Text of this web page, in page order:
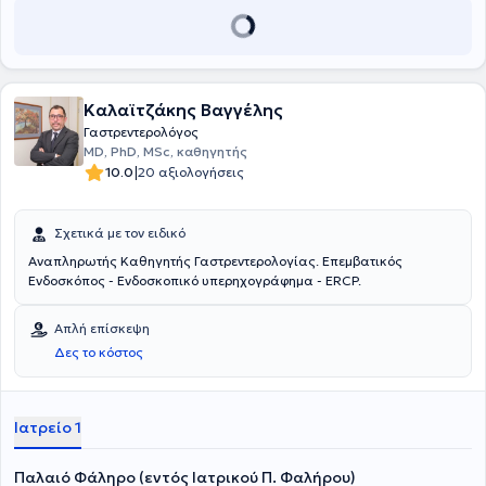
Καλαϊτζάκης Βαγγέλης
Γαστρεντερολόγος
MD, PhD, MSc, καθηγητής
10.0|20 αξιολογήσεις
Σχετικά με τον ειδικό
Αναπληρωτής Καθηγητής Γαστρεντερολογίας. Επεμβατικός
Ενδοσκόπος - Ενδοσκοπικό υπερηχογράφημα - ERCP.
Απλή επίσκεψη
Δες το κόστος
Ιατρείο 1
Παλαιό Φάληρο (εντός Ιατρικού Π. Φαλήρου)